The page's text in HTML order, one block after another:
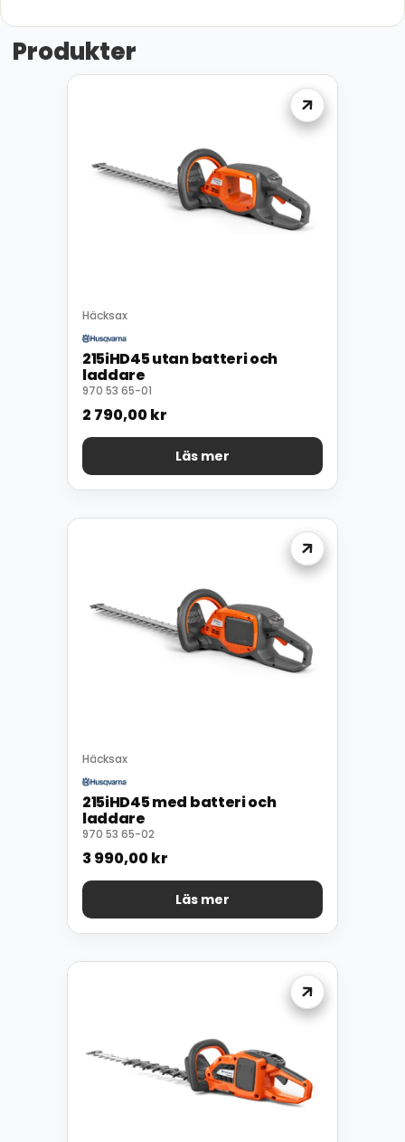
Produkter
Häcksax
215iHD45 utan batteri och
laddare
970 53 65-01
2 790,00kr
Läs mer
Häcksax
215iHD45 med batteri och
laddare
970 53 65-02
3 990,00kr
Läs mer